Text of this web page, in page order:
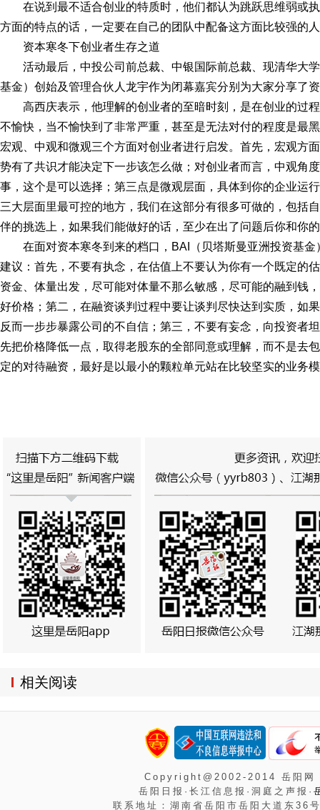
在说到最不适合创业的特质时，他们都认为跳跃思维弱或
方面的特点的话，一定要在自己的团队中配备这方面比较强的
资本寒冬下创业者生存之道
活动最后，中投公司前总裁、中银国际前总裁、现清华大
基金）创始及管理合伙人龙宇作为闭幕嘉宾分别为大家分享了
高西庆表示，他理解的创业者的至暗时刻，是在创业的过
不愉快，当不愉快到了非常严重，甚至是无法对付的程度是最
宏观、中观和微观三个方面对创业者进行启发。首先，宏观方
势有了共识才能决定下一步该怎么做；对创业者而言，中观角
事，这个是可以选择；第三点是微观层面，具体到你的企业运
三大层面里最可控的地方，我们在这部分有很多可做的，包括
伴的挑选上，如果我们能做好的话，至少在出了问题后你和你
在面对资本寒冬到来的档口，BAI（贝塔斯曼亚洲投资基
建议：首先，不要有执念，在估值上不要认为你有一个既定的
资金、体量出发，尽可能对体量不那么敏感，尽可能的融到钱
好价格；第二，在融资谈判过程中要让谈判尽快达到实质，如
反而一步步暴露公司的不自信；第三，不要有妄念，向投资者
先把价格降低一点，取得老股东的全部同意或理解，而不是去
定的对待融资，最好是以最小的颗粒单元站在比较坚实的业务
相关阅读
Copyright@2002-2014 岳阳
岳阳日报·长江信息报·洞庭之声报·
联系地址：湖南省岳阳市岳阳大道东